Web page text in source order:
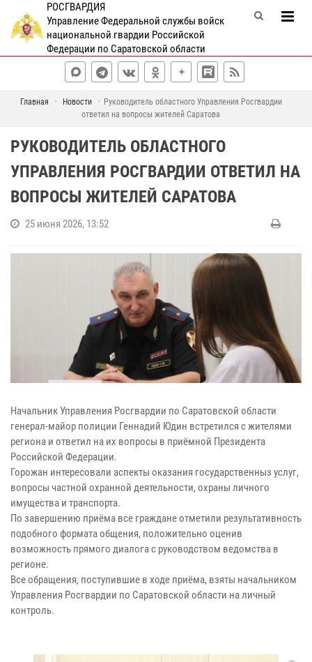
РОСГВАРДИЯ
Управление Федеральной службы войск
национальной гвардии Российской
Федерации по Саратовской области
Главная Новости
Руководитель областного Управления Росгвардии
ответил на вопросы жителей Саратова
РУКОВОДИТЕЛЬ ОБЛАСТНОГО
УПРАВЛЕНИЯ РОСГВАРДИИ ОТВЕТИЛ НА
ВОПРОСЫ ЖИТЕЛЕЙ САРАТОВА
25 июня 2026, 13:52
Начальник Управления Росгвардии по Саратовской области
генерал-майор полиции Геннадий Юдин встретился с жителями
региона и ответил на их вопросы в приёмной Президента
Российской Федерации.
Горожан интересовали аспекты оказания государственныз услуг,
вопросы частной охранной деятельности, охраны личного
имущества и транспорта.
По завершению приёма все граждане отметили результативность
подобного формата общения, положительно оценив
возможность прямого диалога с руководством ведомства в
регионе.
Все обращения, поступившие в ходе приёма, взяты начальником
Управления Росгвардии по Саратовской области на личный
контроль.